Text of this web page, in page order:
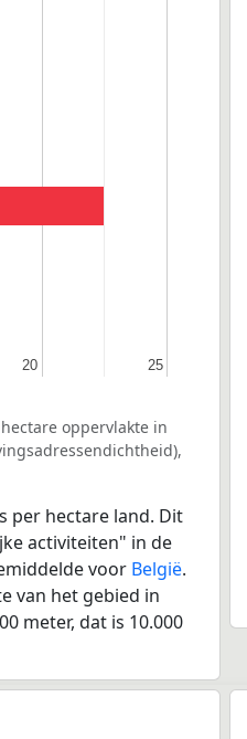
20
20 25
25
oppervlakte in
per hectare land. Dit
activiteiten" in de
voor België.
van het gebied in
meter, dat is 10.000